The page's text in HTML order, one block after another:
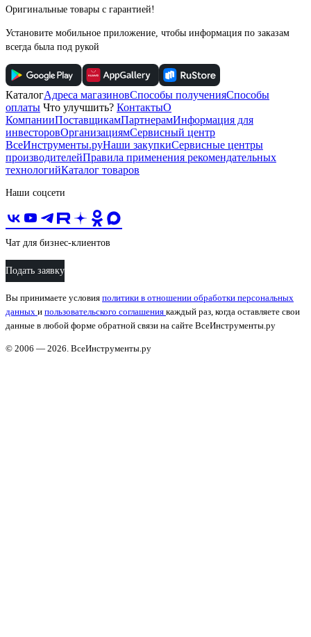
Оригинальные товары с гарантией!
Установите мобильное приложение, чтобы информация по заказам
всегда была под рукой
КаталогАдреса магазиновСпособы полученияСпособы
оплаты Что улучшить? КонтактыО
КомпанииПоставщикамПартнерамИнформация для
инвесторовОрганизациямСервисный центр
ВсеИнструменты.руНаши закупкиСервисные центры
производителейПравила применения рекомендательных
технологийКаталог товаров
Наши соцсети
Чат для бизнес-клиентов
Подать заявку
Вы принимаете условия политики в отношении обработки персональных
данных и пользовательского соглашения каждый раз, когда оставляете свои
данные в любой форме обратной связи на сайте ВсеИнструменты.ру
© 2006 — 2026. ВсеИнструменты.ру